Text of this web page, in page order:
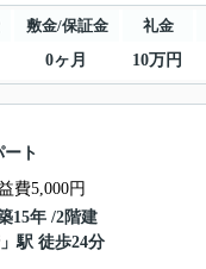
敷金/保証金 礼金
0ヶ月 10万円
ト
費5,000円
15年 /2階建
」駅 徒歩24分